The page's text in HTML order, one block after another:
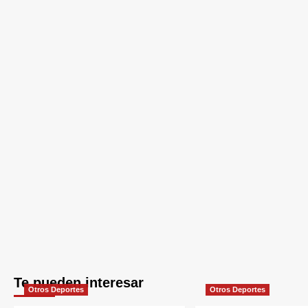
Te pueden interesar
Otros Deportes Otros Deportes